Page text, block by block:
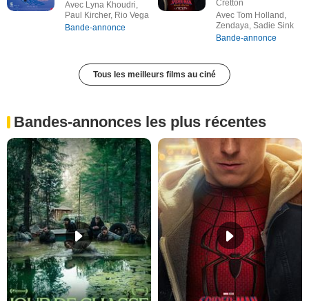
Avec Lyna Khoudri,
Paul Kircher, Rio Vega
Bande-annonce
Cretton
Avec Tom Holland,
Zendaya, Sadie Sink
Bande-annonce
Tous les meilleurs films au ciné
Bandes-annonces les plus récentes